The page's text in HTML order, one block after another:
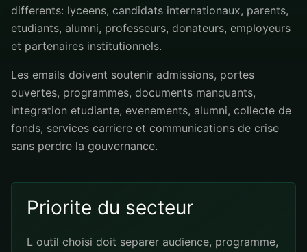
differents: lyceens, candidats internationaux, parents,
etudiants, alumni, professeurs, donateurs, employeurs
et partenaires institutionnels.
Les emails doivent soutenir admissions, portes
ouvertes, programmes, documents manquants,
integration etudiante, evenements, alumni, collecte de
fonds, services carriere et communications de crise
sans perdre la gouvernance.
Priorite du secteur
L outil choisi doit separer audience, programme,